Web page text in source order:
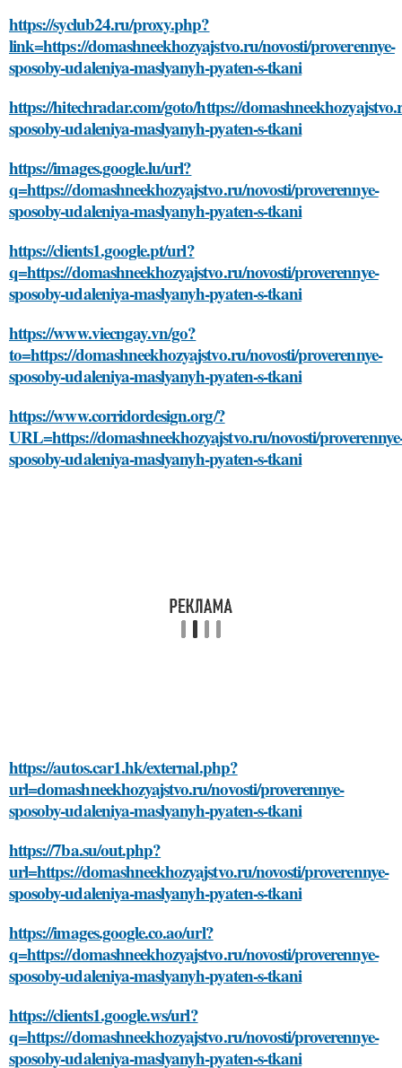
https://syclub24.ru/proxy.php?
link=https://domashneekhozyajstvo.ru/novosti/proverennye-
sposoby-udaleniya-maslyanyh-pyaten-s-tkani
https://hitechradar.com/goto/https://
sposoby-udaleniya-maslyanyh-pyaten-s-tkani
https://images.google.lu/url?
q=https://domashneekhozyajstvo.ru/novosti/proverennye-
sposoby-udaleniya-maslyanyh-pyaten-s-tkani
https://clients1.google.pt/url?
q=https://domashneekhozyajstvo.ru/novosti/proverennye-
sposoby-udaleniya-maslyanyh-pyaten-s-tkani
https://www.viecngay.vn/go?
to=https://domashneekhozyajstvo.ru/novosti/proverennye-
sposoby-udaleniya-maslyanyh-pyaten-s-tkani
https://www.corridordesign.org/?
URL=https://domashneekhozyajstvo.ru/novosti/
sposoby-udaleniya-maslyanyh-pyaten-s-tkani
https://autos.car1.hk/external.php?
url=domashneekhozyajstvo.ru/novosti/proverennye-
sposoby-udaleniya-maslyanyh-pyaten-s-tkani
https://7ba.su/out.php?
url=https://domashneekhozyajstvo.ru/novosti/proverennye-
sposoby-udaleniya-maslyanyh-pyaten-s-tkani
https://images.google.co.ao/url?
q=https://domashneekhozyajstvo.ru/novosti/proverennye-
sposoby-udaleniya-maslyanyh-pyaten-s-tkani
https://clients1.google.ws/url?
q=https://domashneekhozyajstvo.ru/novosti/proverennye-
sposoby-udaleniya-maslyanyh-pyaten-s-tkani